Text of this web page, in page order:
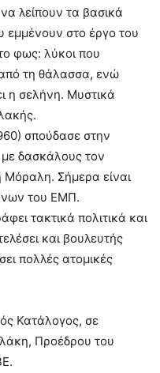
λείπουν τα βασικά
εμμένουν στο έργο του
φως: λύκοι που
τη θάλασσα, ενώ
η σελήνη. Μυστικά
σπούδασε στην
δασκάλους τον
Σήμερα είναι
του ΕΜΠ.
τακτικά πολιτικά και
και βουλευτής
πολλές ατομικές
Κατάλογος, σε
Προέδρου του